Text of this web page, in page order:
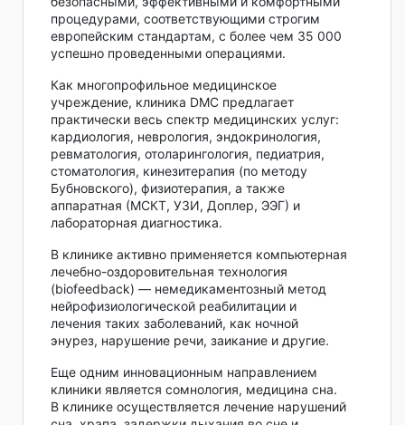
процедурами, соответствующими строгим
европейским стандартам, с более чем 35 000
успешно проведенными операциями.
Как многопрофильное медицинское
учреждение, клиника DMC предлагает
практически весь спектр медицинских услуг:
кардиология, неврология, эндокринология,
ревматология, отоларингология, педиатрия,
стоматология, кинезитерапия (по методу
Бубновского), физиотерапия, а также
аппаратная (МСКТ, УЗИ, Доплер, ЭЭГ) и
лабораторная диагностика.
В клинике активно применяется компьютерная
лечебно-оздоровительная технология
(biofeedback) — немедикаментозный метод
нейрофизиологической реабилитации и
лечения таких заболеваний, как ночной
энурез, нарушение речи, заикание и другие.
Еще одним инновационным направлением
клиники является сомнология, медицина сна.
В клинике осуществляется лечение нарушений